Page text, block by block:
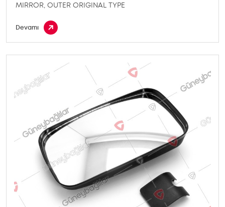
MIRROR, OUTER ORIGINAL TYPE
Devamı